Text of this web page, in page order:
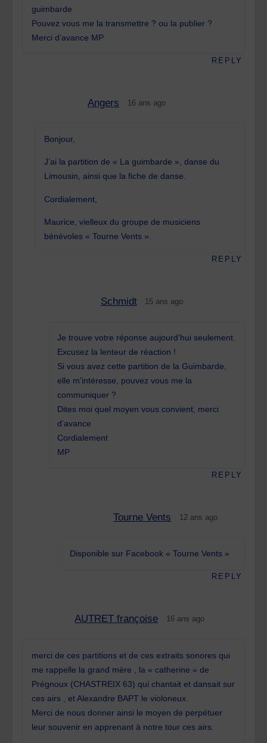
guimbarde
Pouvez vous me la transmettre ? ou la publier ?
Merci d’avance MP
REPLY
Angers 16 ans ago
Bonjour,
J’ai la partition de « La guimbarde », danse du
Limousin, ainsi que la fiche de danse.
Cordialement,
Maurice, vielleux du groupe de musiciens
bénévoles « Tourne Vents ».
REPLY
Schmidt 15 ans ago
Je trouve votre réponse aujourd’hui seulement.
Excusez la lenteur de réaction !
Si vous avez cette partition de la Guimbarde,
elle m’intéresse, pouvez vous me la
communiquer ?
Dites moi quel moyen vous convient, merci
d’avance
Cordialement
MP
REPLY
Tourne Vents 12 ans ago
Disponible sur Facebook « Tourne Vents »
REPLY
AUTRET françoise 16 ans ago
merci de ces partitions et de ces extraits sonores qui
me rappelle la grand mère , la « catherine » de
Prégnoux (CHASTREIX 63) qui chantait et dansait sur
ces airs , et Alexandre BAPT le violoneux.
Merci de nous donner ainsi le moyen de perpétuer
leur souvenir en apprenant à notre tour ces airs.